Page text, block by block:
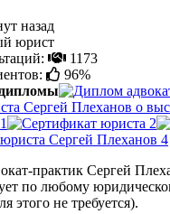
назад
юрист
1173
96%
практик Сергей
по любому
этого не требуется).